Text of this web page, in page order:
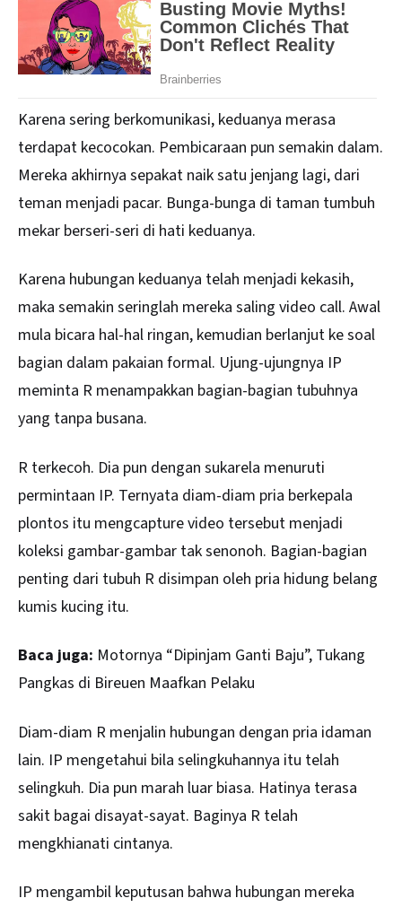
Karena sering berkomunikasi, keduanya merasa
terdapat kecocokan. Pembicaraan pun semakin dalam.
Mereka akhirnya sepakat naik satu jenjang lagi, dari
teman menjadi pacar. Bunga-bunga di taman tumbuh
mekar berseri-seri di hati keduanya.
Karena hubungan keduanya telah menjadi kekasih,
maka semakin seringlah mereka saling video call. Awal
mula bicara hal-hal ringan, kemudian berlanjut ke soal
bagian dalam pakaian formal. Ujung-ujungnya IP
meminta R menampakkan bagian-bagian tubuhnya
yang tanpa busana.
R terkecoh. Dia pun dengan sukarela menuruti
permintaan IP. Ternyata diam-diam pria berkepala
plontos itu mengcapture video tersebut menjadi
koleksi gambar-gambar tak senonoh. Bagian-bagian
penting dari tubuh R disimpan oleh pria hidung belang
kumis kucing itu.
Baca juga: Motornya “Dipinjam Ganti Baju”, Tukang
Pangkas di Bireuen Maafkan Pelaku
Diam-diam R menjalin hubungan dengan pria idaman
lain. IP mengetahui bila selingkuhannya itu telah
selingkuh. Dia pun marah luar biasa. Hatinya terasa
sakit bagai disayat-sayat. Baginya R telah
mengkhianati cintanya.
IP mengambil keputusan bahwa hubungan mereka